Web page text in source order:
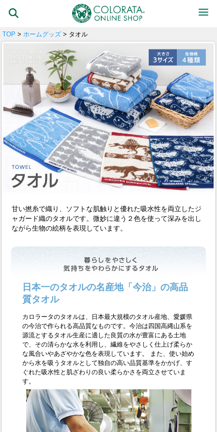
TOP > ホームグッズ > タオル
甘い撚糸で織り、ソフトな肌触りと優れた吸水性を両立したジ
ャガード織のタオルです。微妙に違う２色を使って深みを出し
ながら生物の絵柄を表現しています。
日本一のタオルの名産地「今治」の高品
質タオル
カロラータのタオルは、日本最大規模のタオル産地、愛媛県
の今治で作られる高品質なものです。今治は四国高縄山系を
源流とするタオル生産に適した良質の水が豊富にある土地
で、その清らかな水を利用し、繊維をやさしく仕上げ柔らか
な風合いやあざやかな色を表現しています。 また、使い始め
から水を吸うタオルとして独自の高い品質基準をかかげ、す
ぐれた吸水性と肌ざわりの良い柔らかさを両立させていま
す。